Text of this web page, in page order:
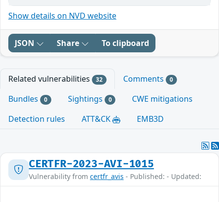
Show details on NVD website
JSON Share To clipboard
Related vulnerabilities 32 Comments 0
Bundles 0 Sightings 0
CWE mitigations
Detection rules
ATT&CK EMB3D
CERTFR-2023-AVI-1015
Vulnerability from certfr_avis - Published: - Updated: